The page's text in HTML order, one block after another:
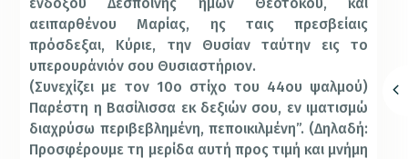
αειπαρθένου Μαρίας, ης ταις πρεσβείαις
πρόσδεξαι, Κύριε, την Θυσίαν ταύτην εις το
υπερουράνιόν σου Θυσιαστήριον.
(Συνεχίζει με τον 10ο στίχο του 44ου ψαλμού)
Παρέστη η Βασίλισσα εκ δεξιών σου, εν ιματισμώ
διαχρύσω περιβεβλημένη, πεποικιλμένη”. (Δηλαδή:
Προσφέρουμε τη μερίδα αυτή προς τιμή και μνήμη